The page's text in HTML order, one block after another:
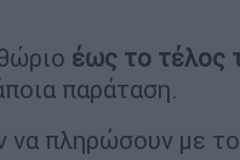
έως το τέλος
παράταση.
να πληρώσουν με